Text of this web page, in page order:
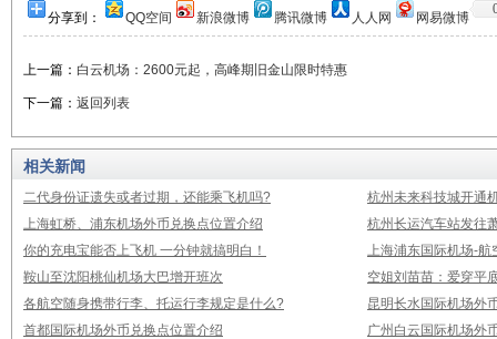
分享到： QQ空间 新浪微博 腾讯微博 人人网 网易微博
上一篇： 白云机场：2600元起，高峰期旧金山限时特惠
下一篇： 返回列表
相关新闻
二代身份证遗失或者过期，还能乘飞机吗?
杭州未来科技城开通
上海虹桥、浦东机场外币兑换点位置介绍
杭州长运汽车站发往
你的充电宝能否上飞机 一分钟就搞明白！
上海浦东国际机场-航
鞍山至沈阳桃仙机场大巴增开班次
空姐刘苗苗：爱穿平
各航空随身携带行李、托运行李规定是什么?
昆明长水国际机场外
首都国际机场外币兑换点位置介绍
广州白云国际机场外